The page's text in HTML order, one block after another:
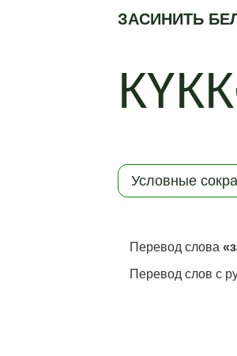
ЗАСИНИТЬ
Условные
Перевод слова
Перевод слов с